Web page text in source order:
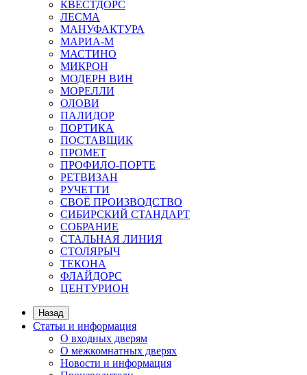
КВЕСТДОРС
ЛЕСМА
МАНУФАКТУРА
МАРИА-М
МАСТИНО
МИКРОН
МОДЕРН ВИН
МОРЕЛЛИ
ОЛОВИ
ПАЛИДОР
ПОРТИКА
ПОСТАВЩИК
ПРОМЕТ
ПРОФИЛО-ПОРТЕ
РЕТВИЗАН
РУЧЕТТИ
СВОЁ ПРОИЗВОДСТВО
СИБИРСКИЙ СТАНДАРТ
СОБРАНИЕ
СТАЛЬНАЯ ЛИНИЯ
СТОЛЯРЫЧ
ТЕКОНА
ФЛАЙДОРС
ЦЕНТУРИОН
Назад
Статьи и информация
О входных дверям
О межкомнатных дверях
Новости и информация